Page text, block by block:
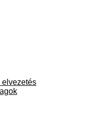
elvezetés